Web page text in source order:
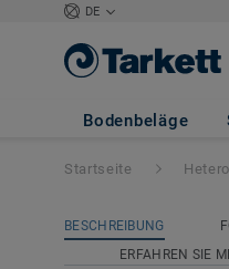
DE
Bodenbeläge
Tapiflex
Startseite
BESCHREIBUNG
ERFAHREN SIE